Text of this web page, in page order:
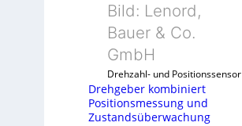
e
m
b
i
Bild: Lenord,
Bauer & Co.
GmbH
Drehzahl- und Positionssensor
Drehgeber kombiniert
Positionsmessung und
Zustandsüberwachung